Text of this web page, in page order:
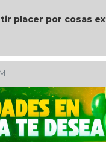
cosas extrañas ¿es